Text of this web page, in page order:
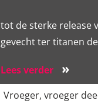
tot de sterke release
gevecht ter titanen
Lees verder »
Vroeger, vroeger